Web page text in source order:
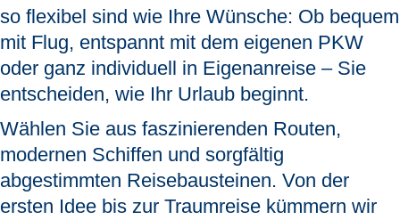
so flexibel sind wie Ihre Wünsche: Ob bequem
mit Flug, entspannt mit dem eigenen PKW
oder ganz individuell in Eigenanreise – Sie
entscheiden, wie Ihr Urlaub beginnt.
Wählen Sie aus faszinierenden Routen,
modernen Schiffen und sorgfältig
abgestimmten Reisebausteinen. Von der
ersten Idee bis zur Traumreise kümmern wir